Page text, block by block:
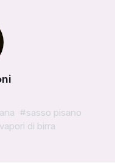
#sasso pisano
di birra